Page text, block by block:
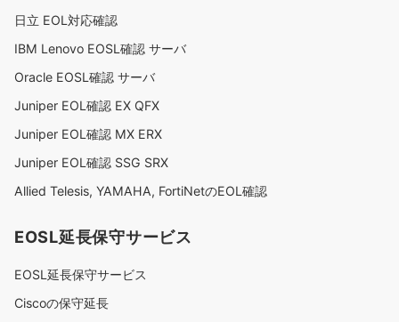
日立 EOL対応確認
IBM Lenovo EOSL確認 サーバ
Oracle EOSL確認 サーバ
Juniper EOL確認 EX QFX
Juniper EOL確認 MX ERX
Juniper EOL確認 SSG SRX
Allied Telesis, YAMAHA, FortiNetのEOL確認
EOSL延長保守サービス
EOSL延長保守サービス
Ciscoの保守延長